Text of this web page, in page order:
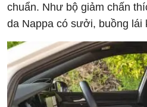
chuẩn. Như bộ giảm chấn
da Nappa có sưởi, buồng lái